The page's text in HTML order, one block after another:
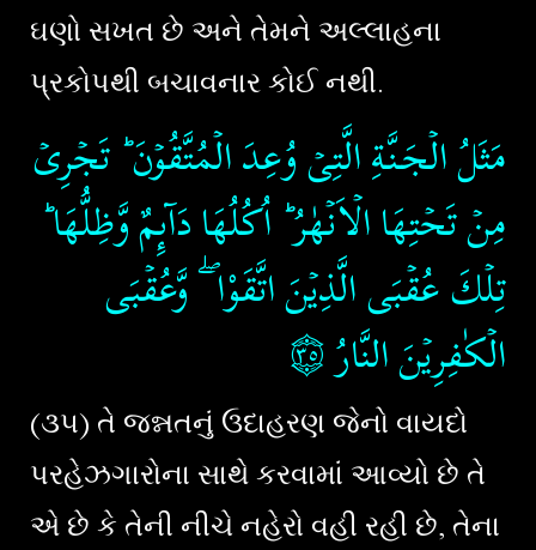
ઘણો સખત છે અને તેમને અલ્લાહના
પ્રકોપથી બચાવનાર કોઈ નથી.
مَثَلُ الۡجَـنَّةِ الَّتِىۡ وُعِدَ الۡمُتَّقُوۡنَ​ ؕ تَجۡرِىۡ
مِنۡ تَحۡتِهَا الۡاَنۡهٰرُ​ ؕ اُكُلُهَا دَآٮِٕمٌ وَّظِلُّهَا​ ؕ
تِلۡكَ عُقۡبَى الَّذِيۡنَ اتَّقَوْا​ ​ۖ وَّعُقۡبَى
الۡكٰفِرِيۡنَ النَّارُ‏۝٣٥
(૩૫) તે જન્નતનું ઉદાહરણ જેનો વાયદો
પરહેઝગારોના સાથે કરવામાં આવ્યો છે તે
એ છે કે તેની નીચે નહેરો વહી રહી છે, તેના